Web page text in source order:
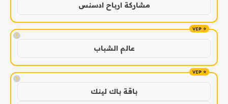
مشاركة ارباح ادسنس
!
عالم الشباب
!
باقة باك لينك